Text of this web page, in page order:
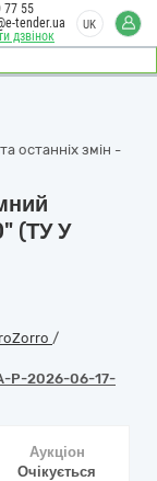
дзвінок
77 55
tender.ua
UK
останніх змін -
(ТУ У
/
P-2026-06-17-
Аукціон
Очікується